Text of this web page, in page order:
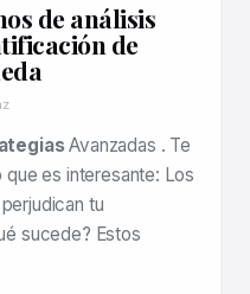
de análisis
de
Avanzadas . Te
es interesante: Los
tu
sucede? Estos